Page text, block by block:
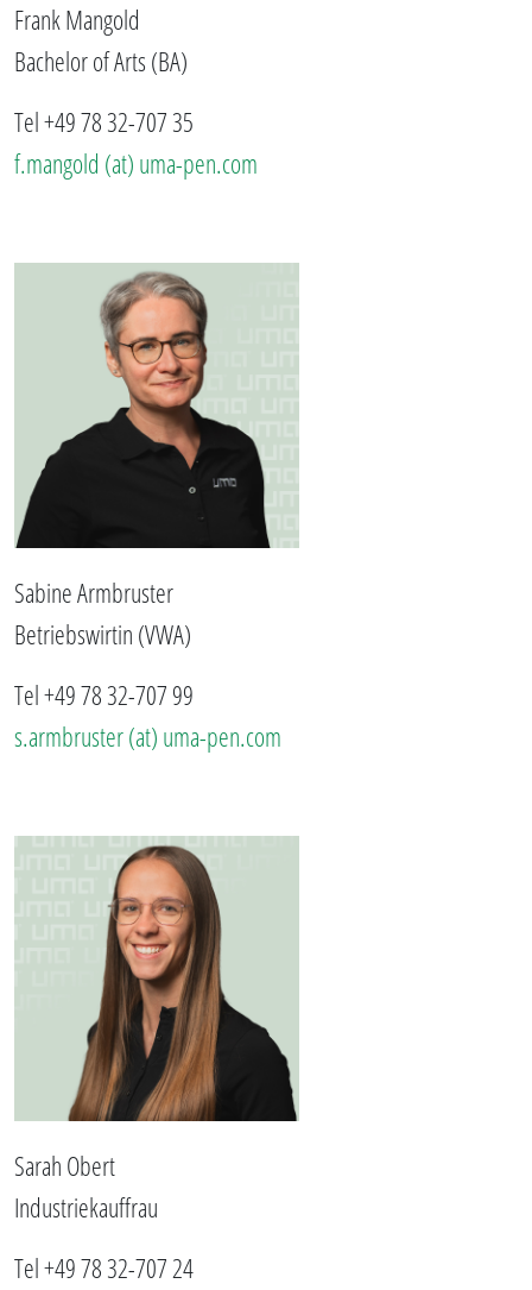
Frank Mangold
Bachelor of Arts (BA)
Tel +49 78 32-707 35
f.mangold (at) uma-pen.com
Sabine Armbruster
Betriebswirtin (VWA)
Tel +49 78 32-707 99
s.armbruster (at) uma-pen.com
Sarah Obert
Industriekauffrau
Tel +49 78 32-707 24